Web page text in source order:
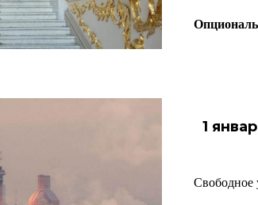
1
Свободное